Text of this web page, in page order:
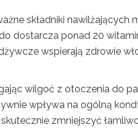
składniki nawilżających
dostarcza ponad 20
wspierają zdrowie
wilgoć z otoczenia do
wpływa na ogólną
zmniejszyć